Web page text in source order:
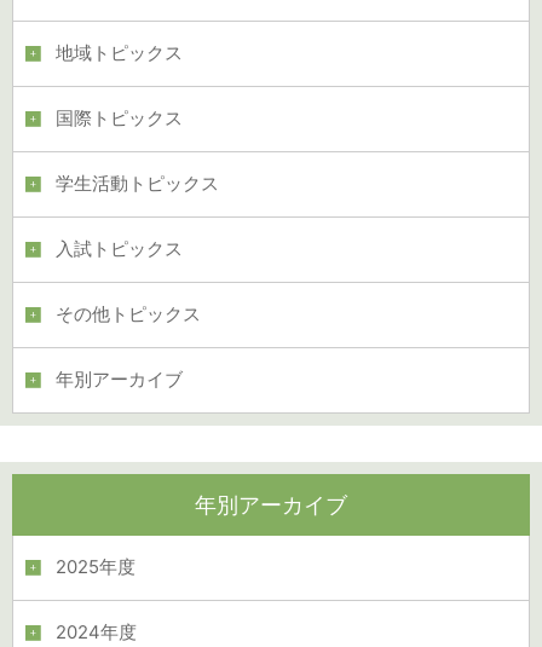
地域トピックス
国際トピックス
学生活動トピックス
入試トピックス
その他トピックス
年別アーカイブ
年別アーカイブ
2025年度
2024年度